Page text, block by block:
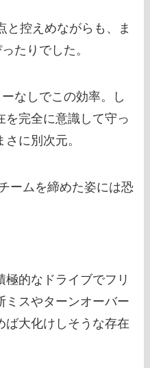
と控えめながらも、ま
たりでした。
なしでこの効率。し
を完全に意識して守っ
に別次元。
ームを締めた姿には恐
的なドライブでフリ
ミスやターンオーバー
ば大化けしそうな存在